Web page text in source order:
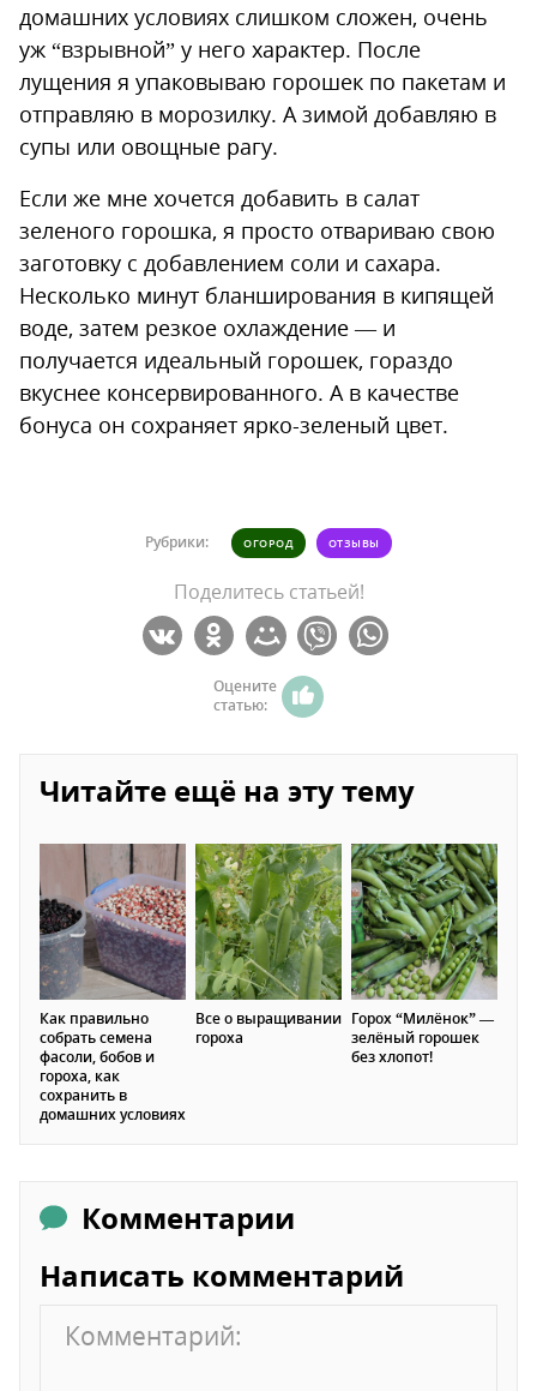
домашних условиях слишком сложен, очень
уж “взрывной” у него характер. После
лущения я упаковываю горошек по пакетам и
отправляю в морозилку. А зимой добавляю в
супы или овощные рагу.
Если же мне хочется добавить в салат
зеленого горошка, я просто отвариваю свою
заготовку с добавлением соли и сахара.
Несколько минут бланширования в кипящей
воде, затем резкое охлаждение — и
получается идеальный горошек, гораздо
вкуснее консервированного. А в качестве
бонуса он сохраняет ярко-зеленый цвет.
Рубрики: ОГОРОД ОТЗЫВЫ
Поделитесь статьей!
Оцените
статью:
Читайте ещё на эту тему
Как правильно
собрать семена
фасоли, бобов и
гороха, как
сохранить в
домашних условиях
Все о выращивании
гороха
Горох “Милёнок” —
зелёный горошек
без хлопот!
Комментарии
Написать комментарий